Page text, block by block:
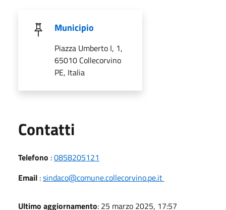
Municipio
Piazza Umberto I, 1,
65010 Collecorvino
PE, Italia
Contatti
Telefono :0858205121
Email :sindaco@comune.collecorvino.pe.it
Ultimo aggiornamento: 25 marzo 2025, 17:57